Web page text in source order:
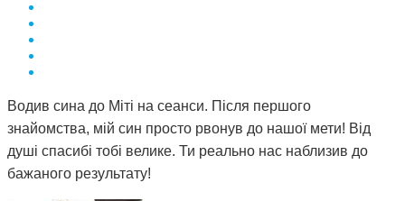
Водив сина до Міті на сеанси. Після першого
знайомства, мій син просто рвонув до нашої мети! Від
душі спасибі тобі велике. Ти реально нас наблизив до
бажаного результату!